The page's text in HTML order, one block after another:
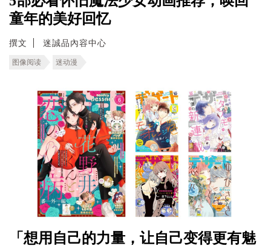
童年的美好回忆
撰文 迷誠品內容中心
图像阅读 迷动漫
「想用自己的力量，让自己变得更有魅